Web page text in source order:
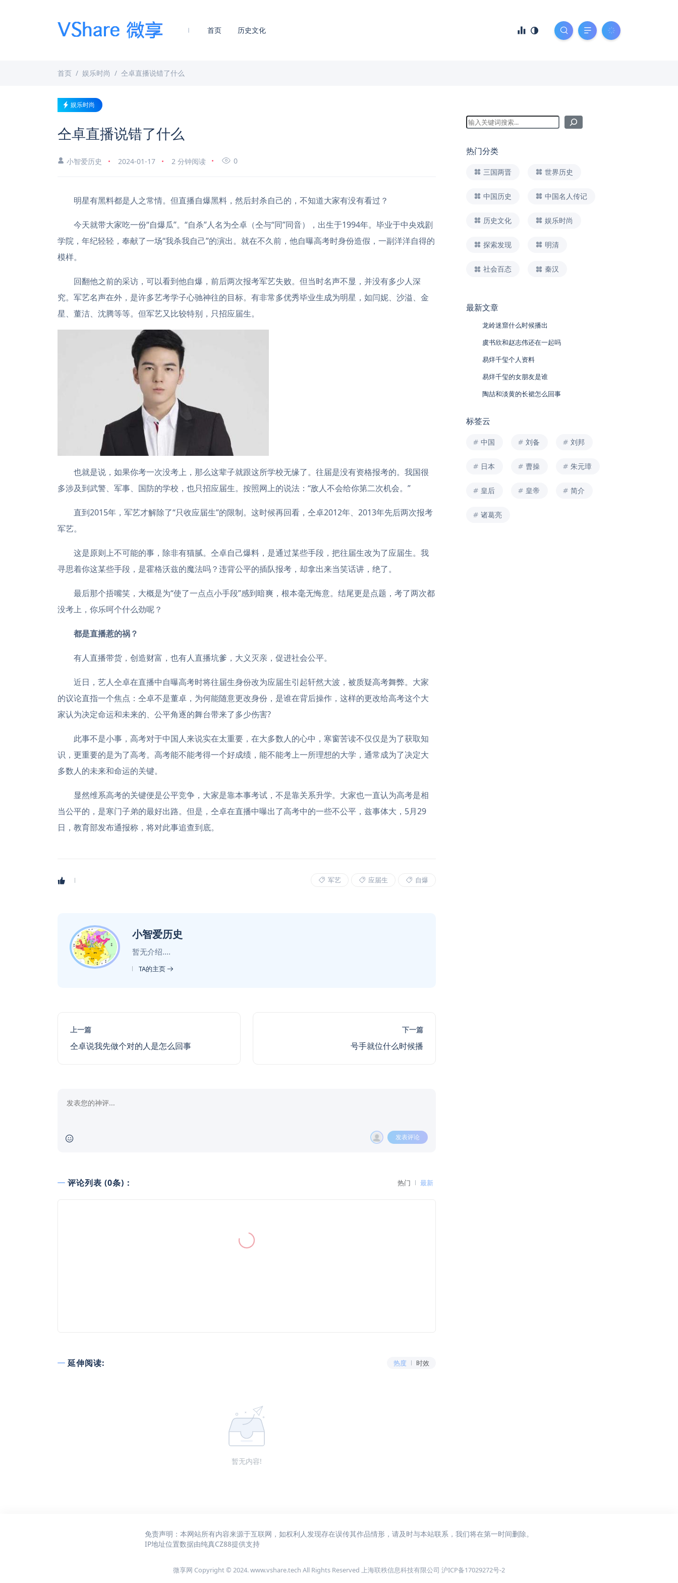
首页 历史文化
首页 娱乐时尚 仝卓直播说错了什么
娱乐时尚
仝卓直播说错了什么
小智爱历史 2024-01-17 2 分钟阅读 0
明星有黑料都是人之常情。但直播自爆黑料，然后封杀自己的，不知道大家有没有看过？
今天就带大家吃一份“自爆瓜”。“自杀”人名为仝卓（仝与“同”同音），出生于1994年。毕业于中央戏剧
学院，年纪轻轻，奉献了一场“我杀我自己”的演出。就在不久前，他自曝高考时身份造假，一副洋洋自得的
模样。
回翻他之前的采访，可以看到他自爆，前后两次报考军艺失败。但当时名声不显，并没有多少人深
究。军艺名声在外，是许多艺考学子心驰神往的目标。有非常多优秀毕业生成为明星，如闫妮、沙溢、金
星、董洁、沈腾等等。但军艺又比较特别，只招应届生。
也就是说，如果你考一次没考上，那么这辈子就跟这所学校无缘了。往届是没有资格报考的。我国很
多涉及到武警、军事、国防的学校，也只招应届生。按照网上的说法：“敌人不会给你第二次机会。”
直到2015年，军艺才解除了“只收应届生”的限制。这时候再回看，仝卓2012年、2013年先后两次报考
军艺。
这是原则上不可能的事，除非有猫腻。仝卓自己爆料，是通过某些手段，把往届生改为了应届生。我
寻思着你这某些手段，是霍格沃兹的魔法吗？违背公平的插队报考，却拿出来当笑话讲，绝了。
最后那个捂嘴笑，大概是为“使了一点点小手段”感到暗爽，根本毫无悔意。结尾更是点题，考了两次都
没考上，你乐呵个什么劲呢？
都是直播惹的祸？
有人直播带货，创造财富，也有人直播坑爹，大义灭亲，促进社会公平。
近日，艺人仝卓在直播中自曝高考时将往届生身份改为应届生引起轩然大波，被质疑高考舞弊。大家
的议论直指一个焦点：仝卓不是董卓，为何能随意更改身份，是谁在背后操作，这样的更改给高考这个大
家认为决定命运和未来的、公平角逐的舞台带来了多少伤害?
此事不是小事，高考对于中国人来说实在太重要，在大多数人的心中，寒窗苦读不仅仅是为了获取知
识，更重要的是为了高考。高考能不能考得一个好成绩，能不能考上一所理想的大学，通常成为了决定大
多数人的未来和命运的关键。
显然维系高考的关键便是公平竞争，大家是靠本事考试，不是靠关系升学。大家也一直认为高考是相
当公平的，是寒门子弟的最好出路。但是，仝卓在直播中曝出了高考中的一些不公平，兹事体大，5月29
日，教育部发布通报称，将对此事追查到底。
军艺 应届生 自爆
小智爱历史
暂无介绍....
TA的主页
上一篇
仝卓说我先做个对的人是怎么回事
下一篇
号手就位什么时候播
发表评论
评论列表 (0条)： 热门 最新
延伸阅读: 热度 时效
暂无内容!
热门分类
三国两晋 世界历史
中国历史 中国名人传记
历史文化 娱乐时尚
探索发现 明清
社会百态 秦汉
最新文章
龙岭迷窟什么时候播出
虞书欣和赵志伟还在一起吗
易烊千玺个人资料
易烊千玺的女朋友是谁
陶喆和淡黄的长裙怎么回事
标签云
中国 刘备 刘邦
日本 曹操 朱元璋
皇后 皇帝 简介
诸葛亮
免责声明：本网站所有内容来源于互联网，如权利人发现存在误传其作品情形，请及时与本站联系，我们将在第一时间删除。
IP地址位置数据由纯真CZ88提供支持
微享网 Copyright © 2024. www.vshare.tech All Rights Reserved 上海联秩信息科技有限公司 沪ICP备17029272号-2